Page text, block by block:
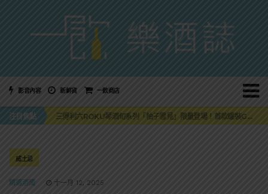
影音內容 新鮮貨 一飲商店
注目焦點
萬眾敲碗如期回歸！SUNMAI金色三麥3度攜手花蓮瓜農品牌「阿強西瓜」
三得利六ROKU琴酒旬系列「柚子雪見」限量登場！首款罐裝GIN SODA 10月同步上市
美國正式恢復蘇格蘭威士忌零關稅！烈酒產業再次迎來重磅利多
威士忌
精選酒聞 十一月 12, 2025